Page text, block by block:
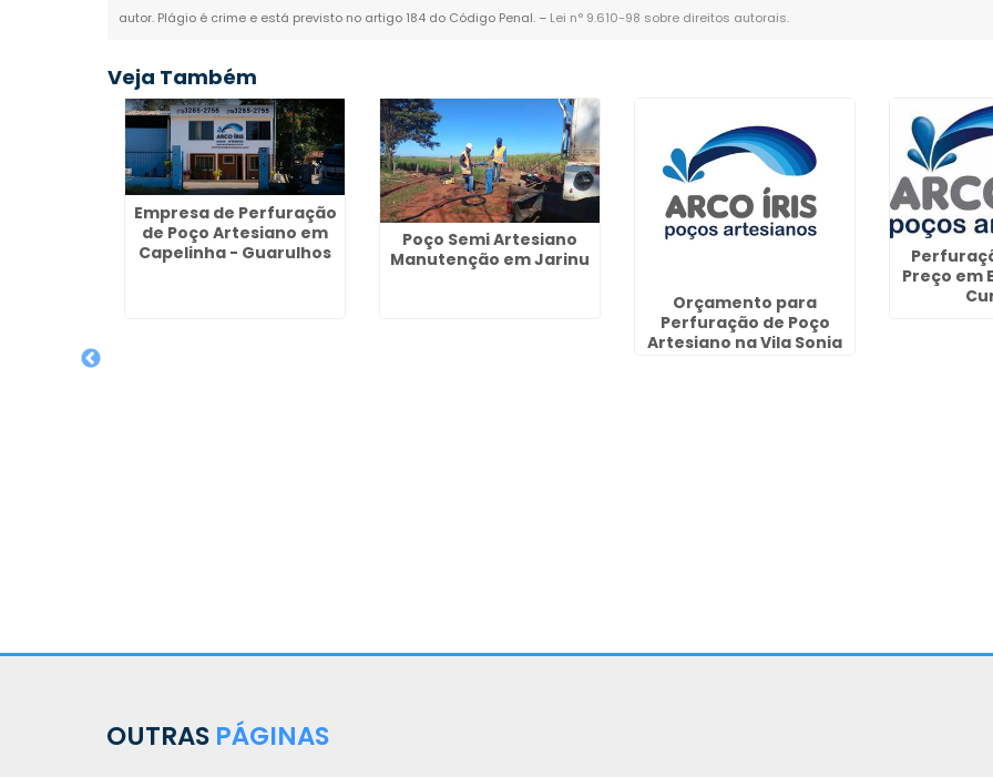
autor. Plágio é crime e está previsto no artigo 184 do Código Penal. – Lei n° 9.610-98 sobre direitos autorais.
Veja Também
Empresa de Perfuração
de Poço Artesiano em
Capelinha - Guarulhos
Poço Semi Artesiano
Manutenção em Jarinu
Orçamento para
Perfuração de Poço
Artesiano na Vila Sonia
Preço em
OUTRAS PÁGINAS